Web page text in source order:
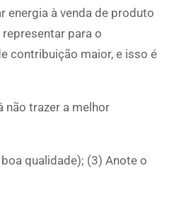
energia à venda de produto
para o
contribuição maior, e isso é
não trazer a melhor
qualidade); (3) Anote o